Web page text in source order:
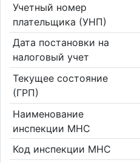
Учетный номер
плательщика (УНП)
Дата постановки на
налоговый учет
Текущее состояние
(ГРП)
Наименование
инспекции МНС
Код инспекции МНС